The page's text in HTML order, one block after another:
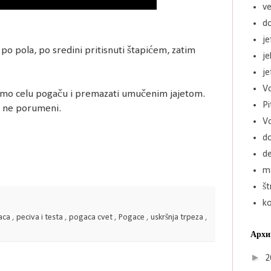
pola, po sredini pritisnuti štapićem, zatim
celu pogaču i premazati umučenim jajetom.
ne porumeni.
, peciva i testa , pogaca cvet , Pogace , uskršnja trpeza ,
►